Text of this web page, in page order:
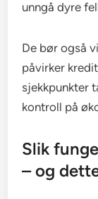
unngå dyre
De bør også
påvirker
sjekkpunkter
kontroll på
Slik
– og